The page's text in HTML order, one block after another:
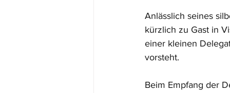
Anlässlich seines
kürzlich zu Gast in
einer kleinen
vorsteht.
Beim Empfang der